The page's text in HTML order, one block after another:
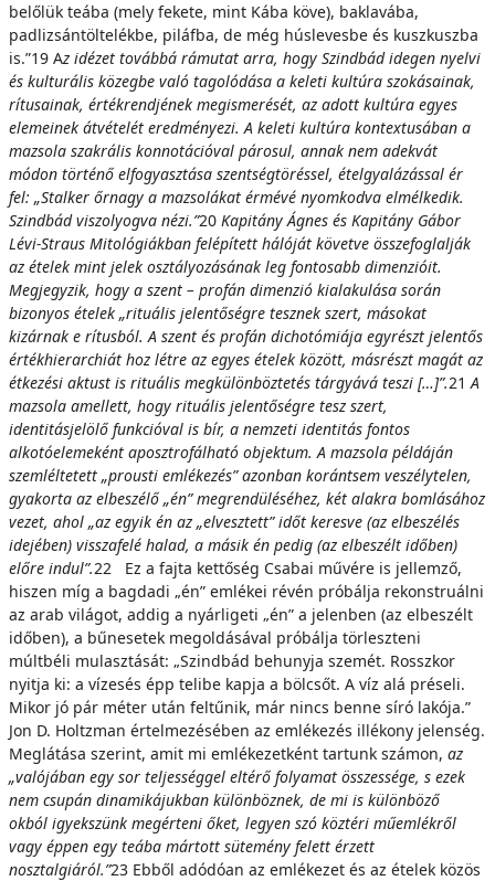
belőlük teába (mely fekete, mint Kába köve), baklavába,
padlizsántöltelékbe, piláfba, de még húslevesbe és kuszkuszba
is.”19 Az idézet továbbá rámutat arra, hogy Szindbád idegen nyelvi
és kulturális közegbe való tagolódása a keleti kultúra szokásainak,
rítusainak, értékrendjének megismerését, az adott kultúra egyes
elemeinek átvételét eredményezi. A keleti kultúra kontextusában a
mazsola szakrális konnotációval párosul, annak nem adekvát
módon történő elfogyasztása szentségtöréssel, ételgyalázással ér
fel: „Stalker őrnagy a mazsolákat érmévé nyomkodva elmélkedik.
Szindbád viszolyogva nézi.”20 Kapitány Ágnes és Kapitány Gábor
Lévi-Straus Mitológiákban felépített hálóját követve összefoglalják
az ételek mint jelek osztályozásának leg fontosabb dimenzióit.
Megjegyzik, hogy a szent – profán dimenzió kialakulása során
bizonyos ételek „rituális jelentőségre tesznek szert, másokat
kizárnak e rítusból. A szent és profán dichotómiája egyrészt jelentős
értékhierarchiát hoz létre az egyes ételek között, másrészt magát az
étkezési aktust is rituális megkülönböztetés tárgyává teszi […]”.21A
mazsola amellett, hogy rituális jelentőségre tesz szert,
identitásjelölő funkcióval is bír, a nemzeti identitás fontos
alkotóelemeként aposztrofálható objektum. A mazsola példáján
szemléltetett „prousti emlékezés” azonban korántsem veszélytelen,
gyakorta az elbeszélő „én” megrendüléséhez, két alakra bomlásához
vezet, ahol „az egyik én az „elvesztett” időt keresve (az elbeszélés
idejében) visszafelé halad, a másik én pedig (az elbeszélt időben)
előre indul”.22 Ez a fajta kettőség Csabai művére is jellemző,
hiszen míg a bagdadi „én” emlékei révén próbálja rekonstruálni
az arab világot, addig a nyárligeti „én” a jelenben (az elbeszélt
időben), a bűnesetek megoldásával próbálja törleszteni
múltbéli mulasztását: „Szindbád behunyja szemét. Rosszkor
nyitja ki: a vízesés épp telibe kapja a bölcsőt. A víz alá préseli.
Mikor jó pár méter után feltűnik, már nincs benne síró lakója.”
Jon D. Holtzman értelmezésében az emlékezés illékony jelenség.
Meglátása szerint, amit mi emlékezetként tartunk számon, az
„valójában egy sor teljességgel eltérő folyamat összessége, s ezek
nem csupán dinamikájukban különböznek, de mi is különböző
okból igyekszünk megérteni őket, legyen szó köztéri műemlékről
vagy éppen egy teába mártott sütemény felett érzett
nosztalgiáról.”23 Ebből adódóan az emlékezet és az ételek közös